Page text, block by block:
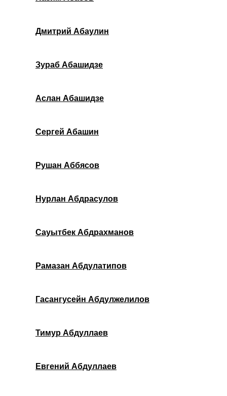
Дмитрий Абаулин
Зураб Абашидзе
Аслан Абашидзе
Сергей Абашин
Рушан Аббясов
Нурлан Абдрасулов
Сауытбек Абдрахманов
Рамазан Абдулатипов
Гасангусейн Абдулжелилов
Тимур Абдуллаев
Евгений Абдуллаев